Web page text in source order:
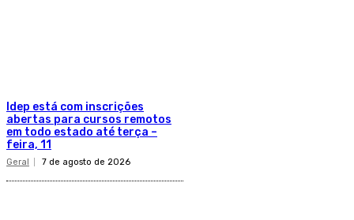
Idep está com inscrições
abertas para cursos remotos
em todo estado até terça –
feira, 11
Geral 7 de agosto de 2026